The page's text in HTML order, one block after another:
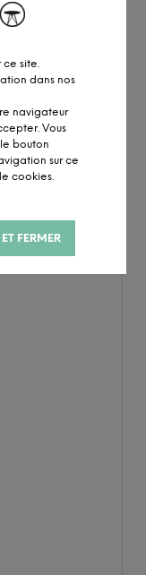
site.
dans nos
navigateur
Vous
bouton
sur ce
cookies.
FERMER